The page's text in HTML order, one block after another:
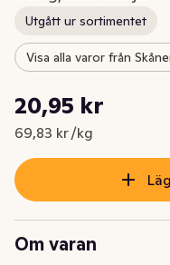
Utgått ur sortimentet
Visa alla varor från
Nuvarande pris är:
20,95 kr
69,83 kr /kg
Styckpris: 69,83 kr /kg
Om varan